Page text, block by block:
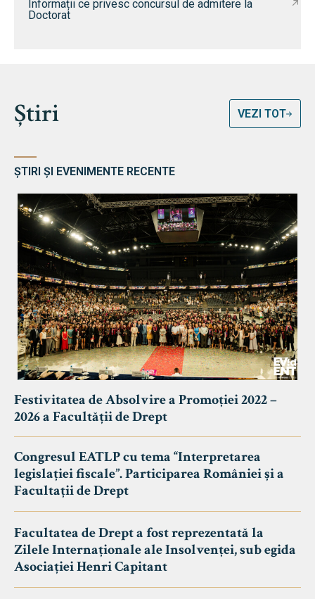
Informații ce privesc concursul de admitere la
Doctorat
Știri VEZI TOT
ȘTIRI ȘI EVENIMENTE RECENTE
Festivitatea de Absolvire a Promoției 2022 –
2026 a Facultății de Drept
Congresul EATLP cu tema “Interpretarea
legislației fiscale”. Participarea României și a
Facultații de Drept
Facultatea de Drept a fost reprezentată la
Zilele Internaționale ale Insolvenței, sub egida
Asociației Henri Capitant